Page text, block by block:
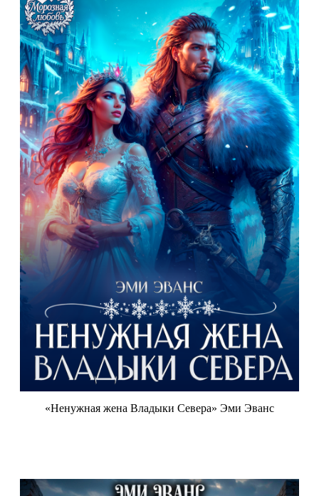
«Ненужная жена Владыки Севера» Эми Эванс